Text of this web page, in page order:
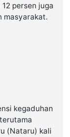
persen juga
masyarakat.
kegaduhan
(Nataru) kali